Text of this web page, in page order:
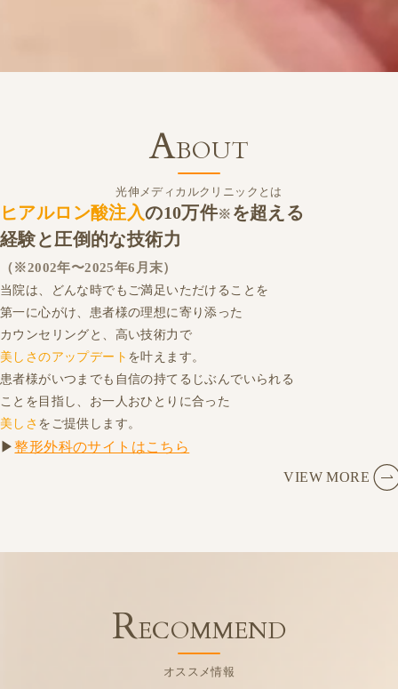
ABOUT
光伸メディカルクリニックとは
ヒアルロン酸注入の10万件※ を超える
経験と圧倒的な技術力
（※2002年〜2025年6月末）
当院は、どんな時でもご満足いただけることを
第一に心がけ、患者様の理想に寄り添った
カウンセリングと、高い技術力で
美しさのアップデート を叶えます。
患者様がいつまでも自信の持てるじぶんでいられる
ことを目指し、お一人おひとりに合った
美しさ をご提供します。
▶整形外科のサイトはこちら
VIEW MORE
RECOMMEND
オススメ情報